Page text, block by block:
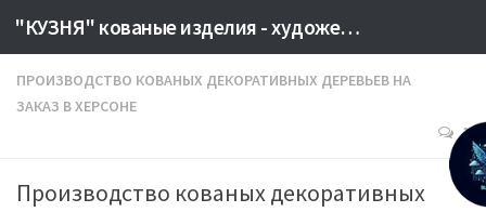
"КУЗНЯ" кованые изделия - художественная сварка Херсон. Производство металлоизделий на заказ. КУЗНЕЦЫ КУЗНИЦА КОВКА
ПРОИЗВОДСТВО КОВАНЫХ ДЕКОРАТИВНЫХ ДЕРЕВЬЕВ НА
ЗАКАЗ В ХЕРСОНЕ
1
Производство кованых декоративных